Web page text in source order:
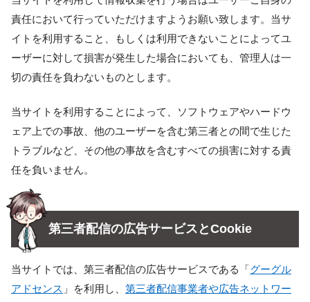
責任において行っていただけますようお願い致します。当サ
イトを利用すること、もしくは利用できないことによってユ
ーザーに対して損害が発生した場合においても、管理人は一
切の責任を負わないものとします。
当サイトを利用することによって、ソフトウェアやハードウ
ェア上での事故、他のユーザーを含む第三者との間で生じた
トラブルなど、その他の事故を含むすべての損害に対する責
任を負いません。
第三者配信の広告サービスとCookie
当サイトでは、第三者配信の広告サービスである「 グーグル
アドセンス 」を利用し、 第三者配信事業者や広告ネットワー